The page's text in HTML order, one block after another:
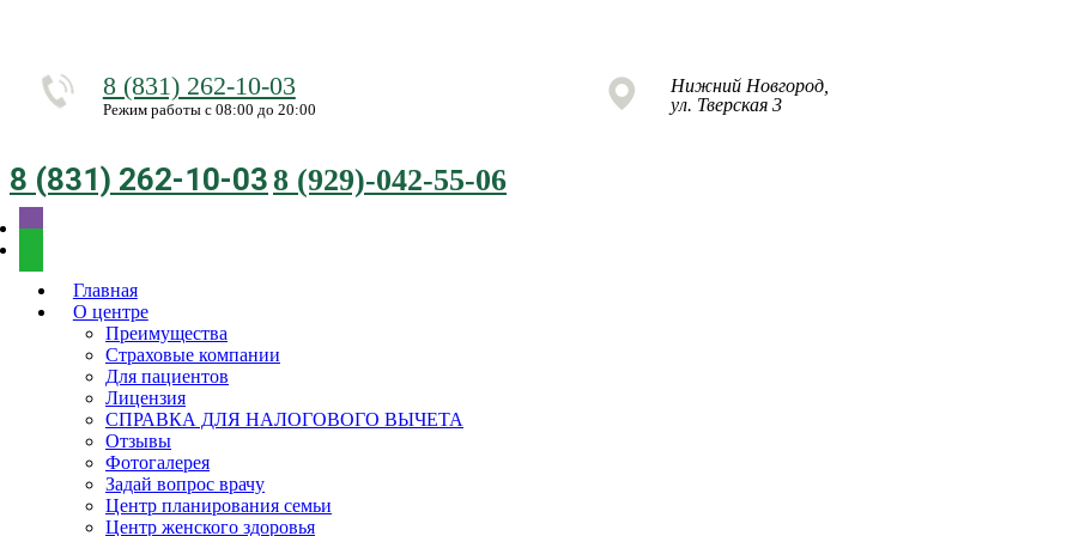
8 (831) 262-10-03
Режим работы с 08:00 до 20:00
Нижний Новгород,
ул. Тверская 3
8 (831) 262-10-038 (929)-042-55-06
Главная
О центре
Преимущества
Страховые компании
Для пациентов
Лицензия
СПРАВКА ДЛЯ НАЛОГОВОГО ВЫЧЕТА
Отзывы
Фотогалерея
Задай вопрос врачу
Центр планирования семьи
Центр женского здоровья